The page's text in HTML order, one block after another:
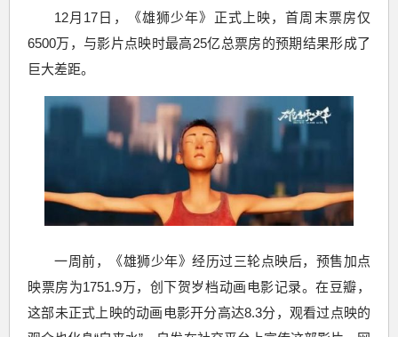
12月17日，《雄狮少年》正式上映，首周末票房仅
6500万，与影片点映时最高25亿总票房的预期结果形成了
巨大差距。
一周前，《雄狮少年》经历过三轮点映后，预售加点
映票房为1751.9万，创下贺岁档动画电影记录。在豆瓣，
这部未正式上映的动画电影开分高达8.3分，观看过点映的